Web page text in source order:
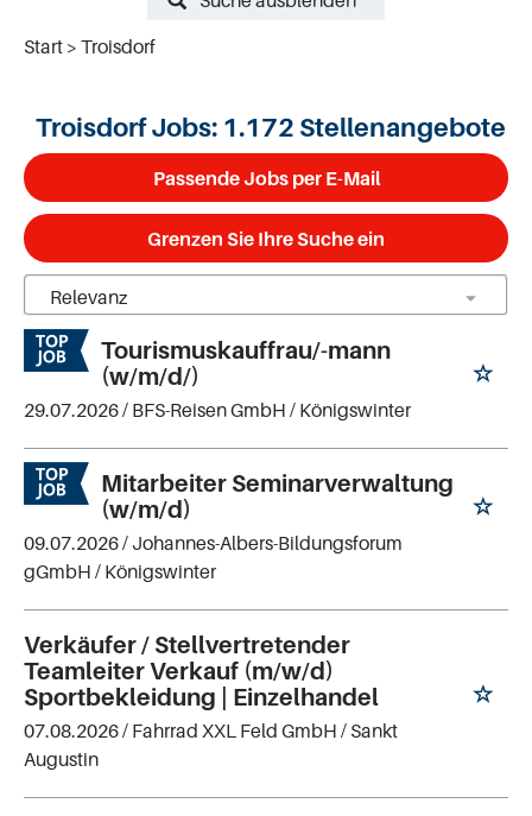
Start
Troisdorf
Troisdorf Jobs: 1.172 Stellenangebote
Passende Jobs per E-Mail
Grenzen Sie Ihre Suche ein
Tourismuskauffrau/-mann
(w/m/d/)
29.07.2026 / BFS-Reisen GmbH / Königswinter
Mitarbeiter Seminarverwaltung
(w/m/d)
09.07.2026 / Johannes-Albers-Bildungsforum
gGmbH / Königswinter
Verkäufer / Stellvertretender
Teamleiter Verkauf (m/w/d)
Sportbekleidung | Einzelhandel
07.08.2026 / Fahrrad XXL Feld GmbH / Sankt
Augustin